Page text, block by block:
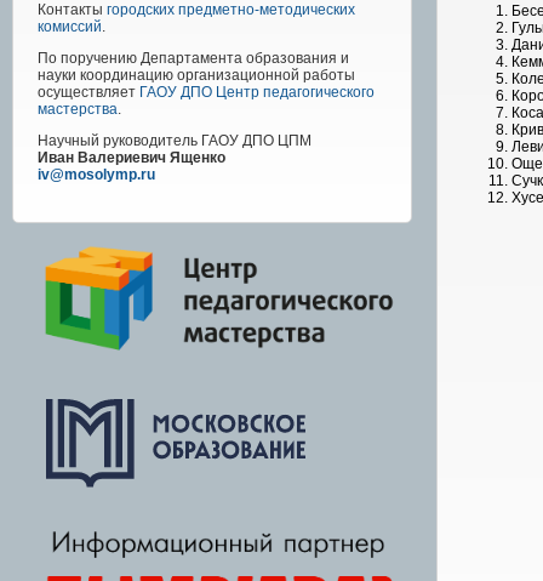
Контакты городских предметно-методических
комиссий.
По поручению Департамента образования и
науки координацию организационной работы
осуществляет ГАОУ ДПО Центр педагогического
мастерства.
Научный руководитель ГАОУ ДПО ЦПМ
Иван Валериевич Ященко
iv@mosolymp.ru